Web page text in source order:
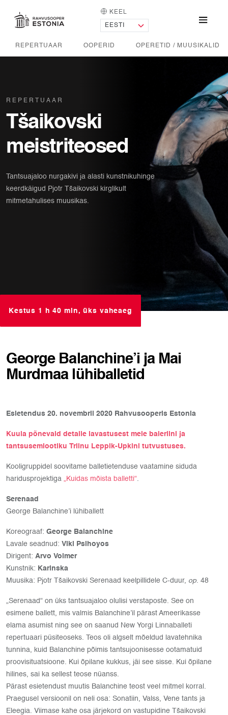
AVALEHT KEEL
REPERTUAAR OOPERID OPERETID / MUUSIKALID
REPERTUAAR
Tšaikovski
meistriteosed
Tantsuajaloo nurgakivi ja alasti kunstnikuhinge
keerdkäigud Pjotr Tšaikovski kirglikult
mitmetahulises muusikas.
Kestus 1 h 40 min, üks vaheaeg
George Balanchine’i ja Mai
Murdmaa lühiballetid
Esietendus 20. novembril 2020 Rahvusooperis Estonia
Kuula põnevaid detaile lavastusest meie baleriini ja
tantsusemiootiku Triinu Leppik-Upkini tutvustuses.
Kooligruppidel soovitame balletietenduse vaatamine siduda
haridusprojektiga „Kuidas mõista balletti“.
Serenaad
George Balanchine’i lühiballett
Koreograaf: George Balanchine
Lavale seadnud: Viki Psihoyos
Dirigent: Arvo Volmer
Kunstnik: Karinska
Muusika: Pjotr Tšaikovski Serenaad keelpillidele C-duur, op. 48
„Serenaad“ on üks tantsuajaloo olulisi verstaposte. See on
esimene ballett, mis valmis Balanchine’il pärast Ameerikasse
elama asumist ning see on saanud New Yorgi Linnaballeti
repertuaari püsiteoseks. Teos oli algselt mõeldud lavatehnika
tunnina, kuid Balanchine põimis tantsujoonisesse ootamatuid
proovisituatsioone. Kui õpilane kukkus, jäi see sisse. Kui õpilane
hilines, sai ka sellest teose nüanss.
Pärast esietendust muutis Balanchine teost veel mitmel korral.
Praegusel versioonil on neli osa: Sonatiin, Valss, Vene tants ja
Eleegia. Viimase kahe osa järjekord on vastupidine Tšaikovski